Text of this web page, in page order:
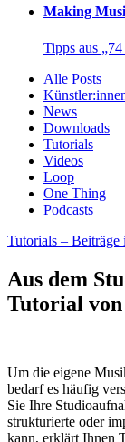
Making
Tipps aus
Alle Posts
News
Downloads
Tutorials
Videos
Loop
One Thing
Podcasts
Tutorials – Beiträge
Aus dem
Tutorial
Um die eigene
bedarf es häufig
Sie Ihre
strukturierte oder
kann, erklärt Ihnen